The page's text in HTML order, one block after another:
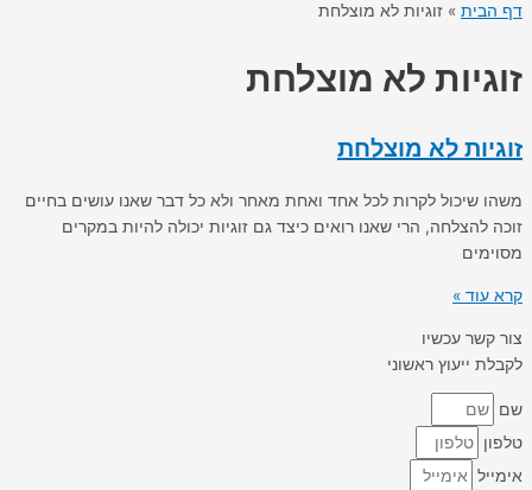
דף הבית » זוגיות לא מוצלחת
זוגיות לא מוצלחת
זוגיות לא מוצלחת
משהו שיכול לקרות לכל אחד ואחת מאחר ולא כל דבר שאנו עושים בחיים
זוכה להצלחה, הרי שאנו רואים כיצד גם זוגיות יכולה להיות במקרים
מסוימים
קרא עוד »
צור קשר עכשיו
לקבלת ייעוץ ראשוני
שם
טלפון
אימייל